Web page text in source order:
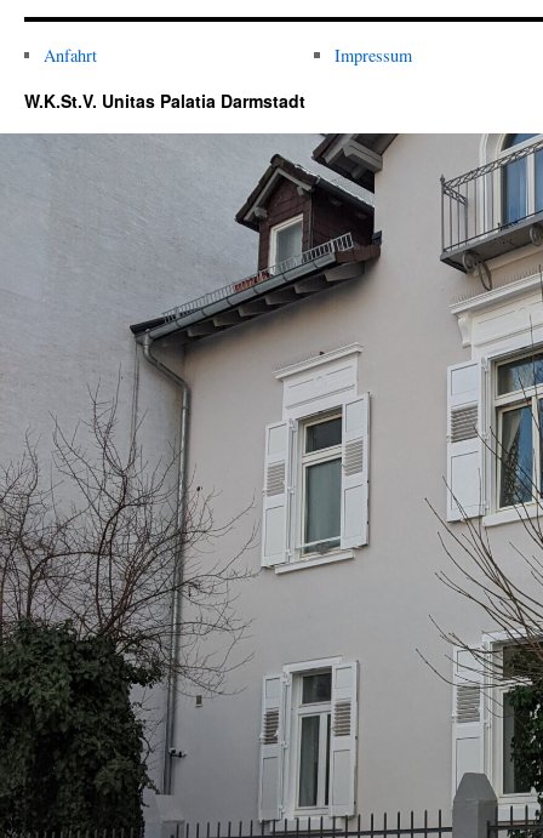
Anfahrt Impressum
W.K.St.V. Unitas Palatia Darmstadt